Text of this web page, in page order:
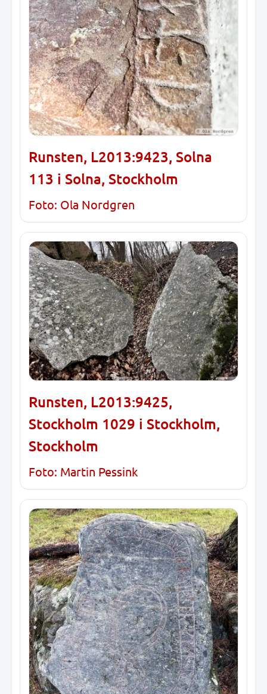
Runsten, L2013:9423, Solna
113 i Solna, Stockholm
Foto: Ola Nordgren
Runsten, L2013:9425,
Stockholm 1029 i Stockholm,
Stockholm
Foto: Martin Pessink